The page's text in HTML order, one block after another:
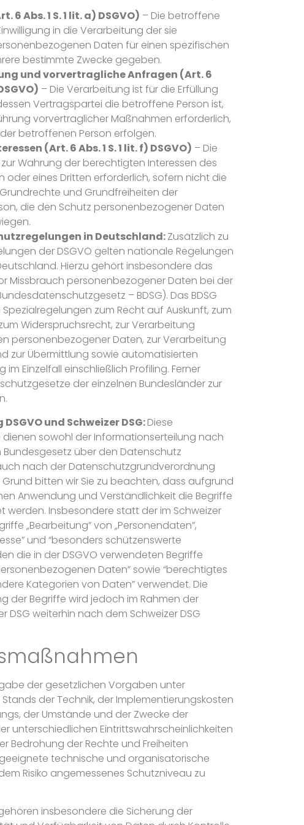
6 Abs. 1 S. 1 lit. a) DSGVO) – Die betroffene
in die Verarbeitung der sie
Daten für einen spezifischen
bestimmte Zwecke gegeben.
und vorvertragliche Anfragen (Art. 6
– Die Verarbeitung ist für die Erfüllung
Vertragspartei die betroffene Person ist,
vorvertraglicher Maßnahmen erforderlich,
betroffenen Person erfolgen.
(Art. 6 Abs. 1 S. 1 lit. f) DSGVO) – Die
Wahrung der berechtigten Interessen des
oder eines Dritten erforderlich, sofern nicht die
und Grundfreiheiten der
die den Schutz personenbezogener Daten
in Deutschland:Zusätzlich zu
der DSGVO gelten nationale Regelungen
Hierzu gehört insbesondere das
Missbrauch personenbezogener Daten bei der
– BDSG). Das BDSG
zum Recht auf Auskunft, zum
Widerspruchsrecht, zur Verarbeitung
personenbezogener Daten, zur Verarbeitung
zur Übermittlung sowie automatisierten
Einzelfall einschließlich Profiling. Ferner
der einzelnen Bundesländer zur
und Schweizer DSG:Diese
sowohl der Informationserteilung nach
über den Datenschutz
nach der Datenschutzgrundverordnung
Grund bitten wir Sie zu beachten, dass aufgrund
Anwendung und Verständlichkeit die Begriffe
werden. Insbesondere statt der im Schweizer
„Bearbeitung” von „Personendaten”,
und “besonders schützenswerte
die in der DSGVO verwendeten Begriffe
Daten” sowie “berechtigtes
Kategorien von Daten” verwendet. Die
der Begriffe wird jedoch im Rahmen der
DSG weiterhin nach dem Schweizer DSG
der gesetzlichen Vorgaben unter
der Technik, der Implementierungskosten
der Umstände und der Zwecke der
unterschiedlichen Eintrittswahrscheinlichkeiten
Bedrohung der Rechte und Freiheiten
technische und organisatorische
Risiko angemessenes Schutzniveau zu
insbesondere die Sicherung der